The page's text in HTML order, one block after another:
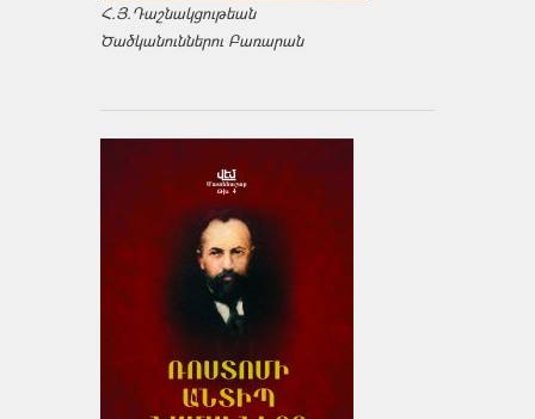
Հ.Յ.Դաշնակցութեան
Ծածկանուններու Բառարան